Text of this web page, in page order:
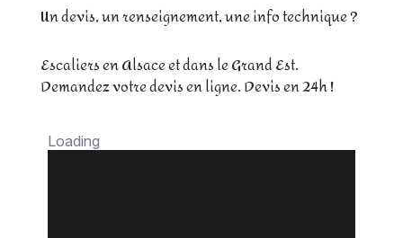
Un devis, un renseignement, une info technique ?
Escaliers en Alsace et dans le Grand Est.
Demandez votre devis en ligne. Devis en 24h !